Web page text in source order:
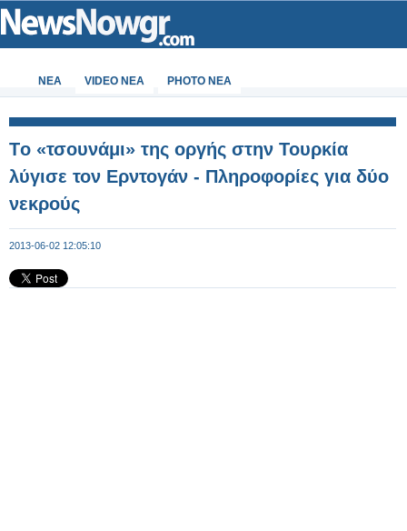
ΝΕΑ VIDEO NEA PHOTO NEA
Tο «τσουνάμι» της οργής στην Τουρκία
λύγισε τον Ερντογάν - Πληροφορίες για δύο
νεκρούς
2013-06-02 12:05:10